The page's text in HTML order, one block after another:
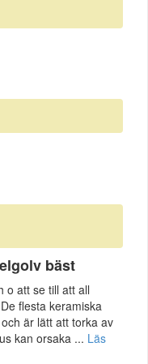
bäst
o att se till att all
flesta keramiska
är lätt att torka av
kan orsaka ... Läs